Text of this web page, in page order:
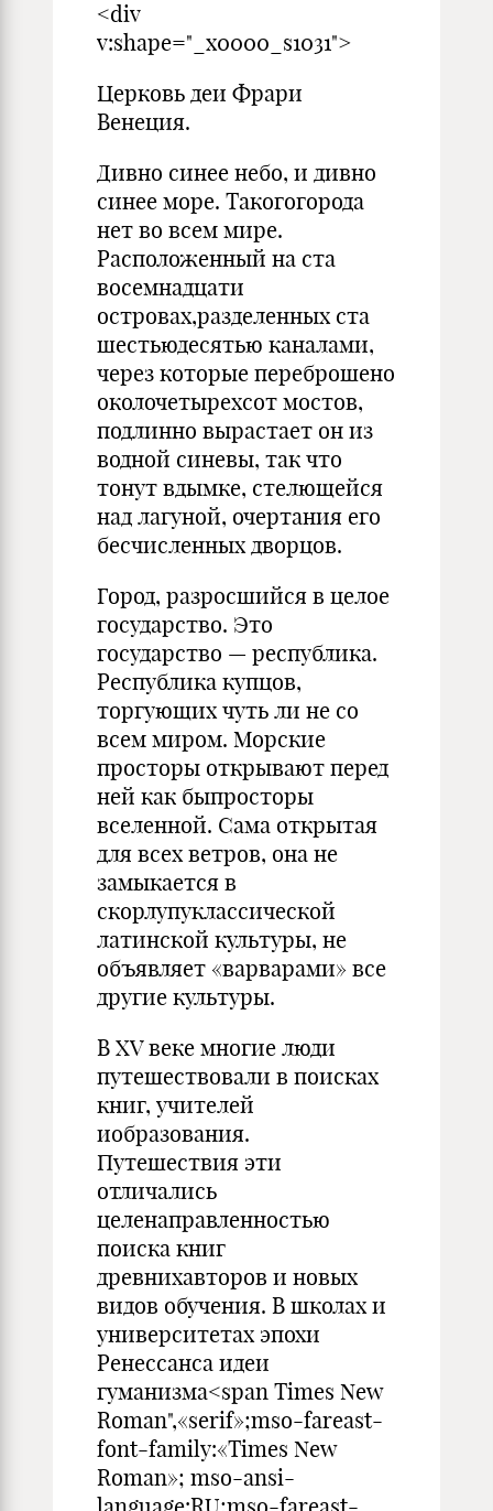
<div
v:shape="_x0000_s1031">
Церковь деи Фрари
Венеция.
Дивно синее небо, и дивно
синее море. Такогогорода
нет во всем мире.
Расположенный на ста
восемнадцати
островах,разделенных ста
шестьюдесятью каналами,
через которые переброшено
околочетырехсот мостов,
подлинно вырастает он из
водной синевы, так что
тонут вдымке, стелющейся
над лагуной, очертания его
бесчисленных дворцов.
Город, разросшийся в целое
государство. Это
государство — республика.
Республика купцов,
торгующих чуть ли не со
всем миром. Морские
просторы открывают перед
ней как быпросторы
вселенной. Сама открытая
для всех ветров, она не
замыкается в
скорлупуклассической
латинской культуры, не
объявляет «варварами» все
другие культуры.
В XV веке многие люди
путешествовали в поисках
книг, учителей
иобразования.
Путешествия эти
отличались
целенаправленностью
поиска книг
древнихавторов и новых
видов обучения. В школах и
университетах эпохи
Ренессанса идеи
гуманизма<span Times New
Roman",«serif»;mso-fareast-
font-family:«Times New
Roman»; mso-ansi-